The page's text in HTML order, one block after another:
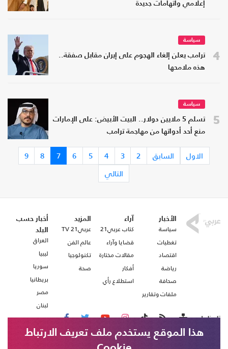
إعلامي واتهامات جديدة
4
سياسة
ترامب يعلن إلغاء الهجوم على إيران مقابل صفقة..
هذه ملامحها
5
سياسة
تسلم 5 ملايين دولار.. البيت الأبيض: على الإمارات
منع أحد أدواتها من مهاجمة ترامب
الاول السابق 2
3
4
5
6
7
8
9
التالي
الأخبار
سياسة
تغطيات
اقتصاد
رياضة
صحافة
ملفات وتقارير
آراء
كتاب عربي21
قضايا وآراء
مقالات مختارة
أفكار
استطلاع رأي
المزيد
عربي21 TV
عالم الفن
تكنولوجيا
صحة
أخبار حسب
البلد
العراق
ليبيا
سوريا
بريطانيا
مصر
لبنان
تابعنا على
هذا الموقع يستخدم ملف تعريف الارتباط